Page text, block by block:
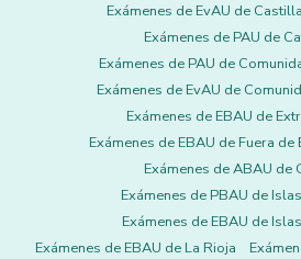
Exámenes de EvAU de
Exámenes de PAU de
Exámenes de PAU de
Exámenes de EvAU de
Exámenes de EBAU de
Exámenes de EBAU de Fuera de
Exámenes de ABAU de
Exámenes de PBAU de
Exámenes de EBAU de
Exámenes de EBAU de La Rioja